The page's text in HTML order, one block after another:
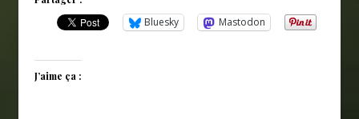
Bluesky Mastodon
J’aime ça :